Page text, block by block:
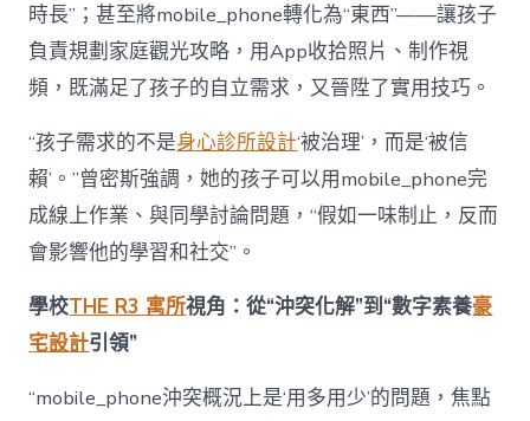
時長”；甚至將mobile_phone轉化為“東西”——讓孩子
負責規劃家庭觀光攻略，用App收拾照片、制作視
頻，既滿足了孩子的自立需求，又晉陞了實用技巧。
“孩子需求的不是身心診所設計‘被治理’，而是‘被信
賴’。”曾密斯強調，她的孩子可以用mobile_phone完
成線上作業、與同學討論問題，“假如一味制止，反而
會影響他的學習和社交”。
學校THE R3 寓所視角：從“沖突化解”到“數字素養豪
宅設計引領”
“mobile_phone沖突概況上是‘用多用少’的問題，焦點